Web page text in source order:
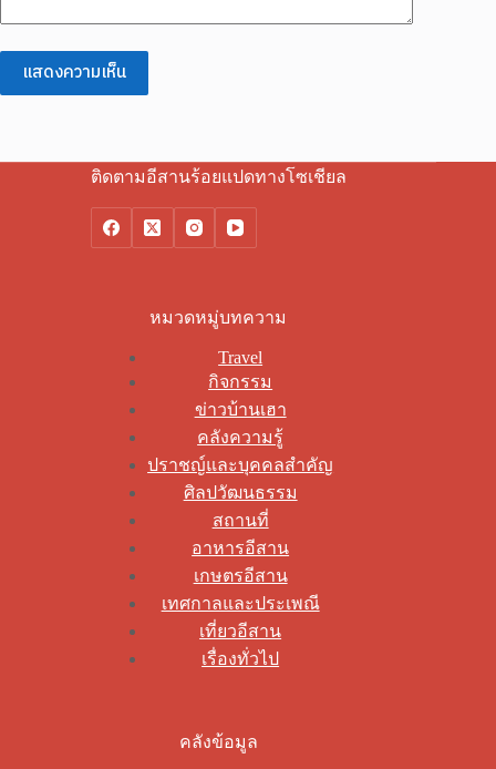
แสดงความเห็น
ติดตามอีสานร้อยแปดทางโซเชียล
หมวดหมู่บทความ
Travel
กิจกรรม
ข่าวบ้านเฮา
คลังความรู้
ปราชญ์และบุคคลสำคัญ
ศิลปวัฒนธรรม
สถานที่
อาหารอีสาน
เกษตรอีสาน
เทศกาลและประเพณี
เที่ยวอีสาน
เรื่องทั่วไป
คลังข้อมูล